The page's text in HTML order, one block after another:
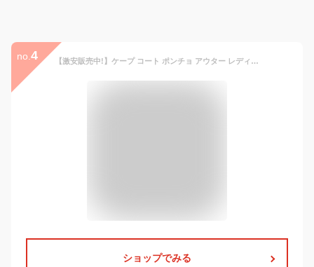
no. 4 【激安販売中!】ケープ コート ポンチョ アウター レディース ショート ジャケット ダブル マント フォーマル セレモニー 羽織り 卒園式 卒業式 入園式 入学式 結婚式 着物 ママ 母親 服装 和装 セレモニー 冬 七五三 チェスターコート
ショップでみる